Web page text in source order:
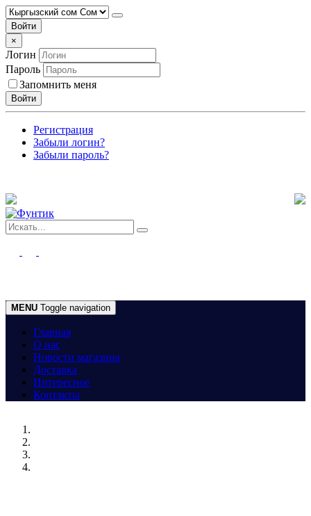
Войти
×
Логин
Пароль
Запомнить меня
Войти
Регистрация
Забыли логин?
Забыли пароль?
MENU Toggle navigation
Главная
О нас
Новости магазина
Доставка
Интересное
Контакты